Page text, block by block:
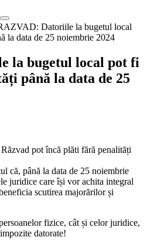
la bugetul local pot fi
până la data de 25
pot încă plăti fără penalități
că, până la data de 25 noiembrie
juridice care își vor achita integral
scutirea majorărilor și
fizice, cât și celor juridice,
datorate!